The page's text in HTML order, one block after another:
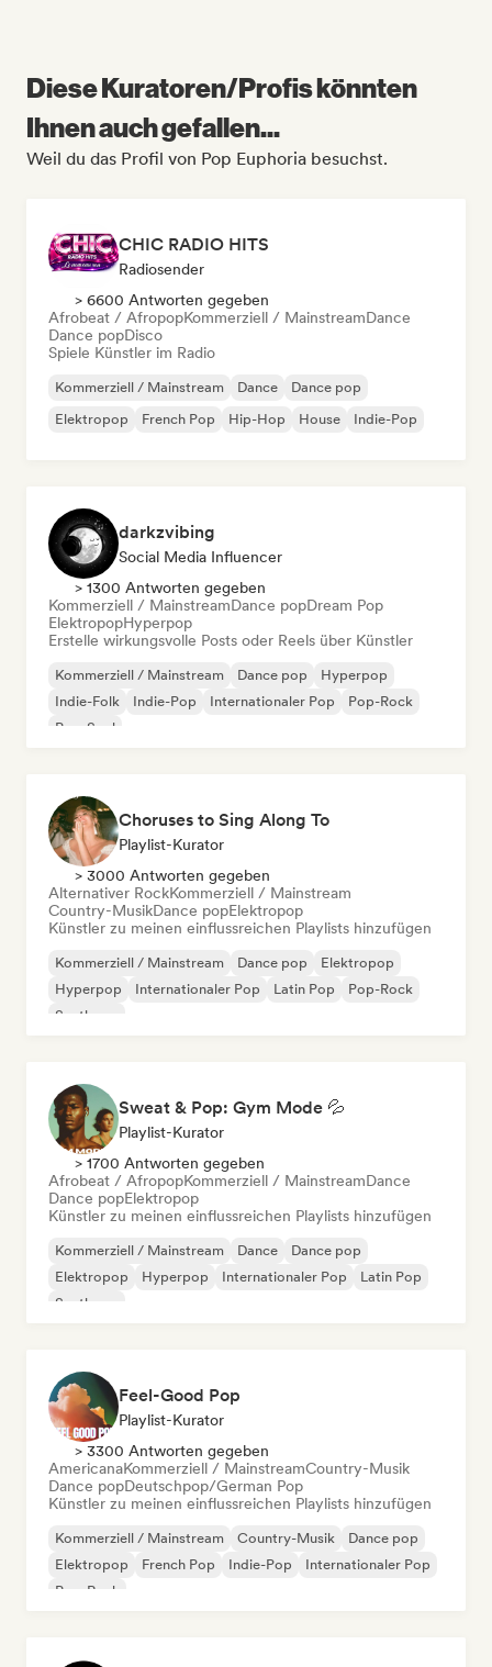
Diese Kuratoren/Profis könnten
Ihnen auch gefallen...
Weil du das Profil von Pop Euphoria besuchst.
CHIC RADIO HITS
Radiosender
> 6600 Antworten gegeben
Afrobeat / AfropopKommerziell / MainstreamDance
Dance popDisco
Spiele Künstler im Radio
Kommerziell / Mainstream Dance
Dance pop
Elektropop
French Pop Hip-Hop House Indie-Pop
darkzvibing
Social Media Influencer
> 1300 Antworten gegeben
Kommerziell / MainstreamDance popDream Pop
ElektropopHyperpop
Erstelle wirkungsvolle Posts oder Reels über Künstler
Kommerziell / Mainstream Dance pop
Hyperpop
Indie-Folk
Indie-Pop Internationaler Pop
Pop-Rock
Pop-Soul
Choruses to Sing Along To
Playlist-Kurator
> 3000 Antworten gegeben
Alternativer RockKommerziell / Mainstream
Country-MusikDance popElektropop
Künstler zu meinen einflussreichen Playlists hinzufügen
Kommerziell / Mainstream Dance pop
Elektropop
Hyperpop
Internationaler Pop Latin Pop
Pop-Rock
Synthpop
Sweat & Pop: Gym Mode 💦
Playlist-Kurator
> 1700 Antworten gegeben
Afrobeat / AfropopKommerziell / MainstreamDance
Dance popElektropop
Künstler zu meinen einflussreichen Playlists hinzufügen
Kommerziell / Mainstream Dance
Dance pop
Elektropop
Hyperpop Internationaler Pop
Latin Pop
Synthpop
Feel-Good Pop
Playlist-Kurator
> 3300 Antworten gegeben
AmericanaKommerziell / MainstreamCountry-Musik
Dance popDeutschpop/German Pop
Künstler zu meinen einflussreichen Playlists hinzufügen
Kommerziell / Mainstream Country-Musik
Dance pop
Elektropop
French Pop Indie-Pop
Internationaler Pop
Pop-Rock